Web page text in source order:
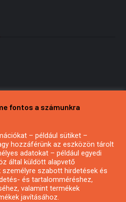
vagy hírlevél
fontos a számunkra
– például sütiket –
hozzáférünk az eszközön tárolt
adatokat – például egyedi
által küldött alapvető
szabott hirdetések és
és tartalomméréshez,
valamint termékek
javításához.